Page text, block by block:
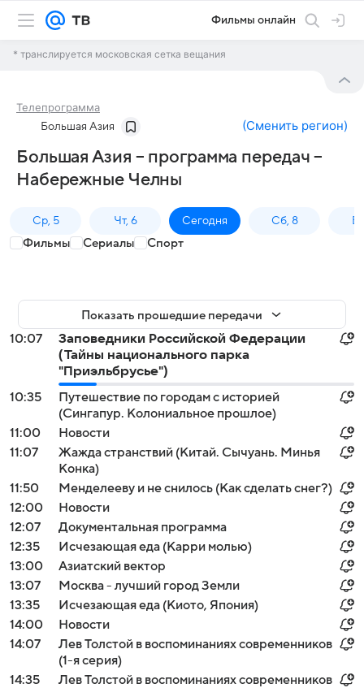
Фильмы онлайн
* транслируется московская сетка вещания
Телепрограмма
Большая Азия (Сменить регион)
Большая Азия – программа передач –
Набережные Челны
Ср, 5 Чт, 6 Сегодня Сб, 8
Фильмы Сериалы Спорт
Показать прошедшие передачи
10:07
Заповедники Российской Федерации
(Тайны национального парка
"Приэльбрусье")
10:35
Путешествие по городам с историей
(Сингапур. Колониальное прошлое)
11:00
Новости
11:07
Жажда странствий (Китай. Сычуань. Минья
Конка)
11:50
Менделееву и не снилось (Как сделать снег?)
12:00
Новости
12:07
Документальная программа
12:35
Исчезающая еда (Карри молью)
13:00
Азиатский вектор
13:07
Москва - лучший город Земли
13:35
Исчезающая еда (Киото, Япония)
14:00
Новости
14:07
Лев Толстой в воспоминаниях современников
(1-я серия)
14:35
Лев Толстой в воспоминаниях современников